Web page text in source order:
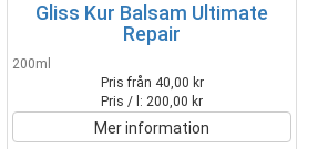
Gliss Kur Balsam Ultimate
Repair
200ml
Pris från 40,00 kr
Pris / l: 200,00 kr
Mer information